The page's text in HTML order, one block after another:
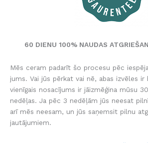
60 DIENU 100% NAUDAS
Mēs ceram padarīt šo procesu pēc
jums. Vai jūs pērkat vai nē, abas izvēles ir
vienīgais nosacījums ir jāizmēģina mūsu
nedēļas. Ja pēc 3 nedēļām jūs neesat
arī mēs neesam, un jūs saņemsit pilnu
jautājumiem.